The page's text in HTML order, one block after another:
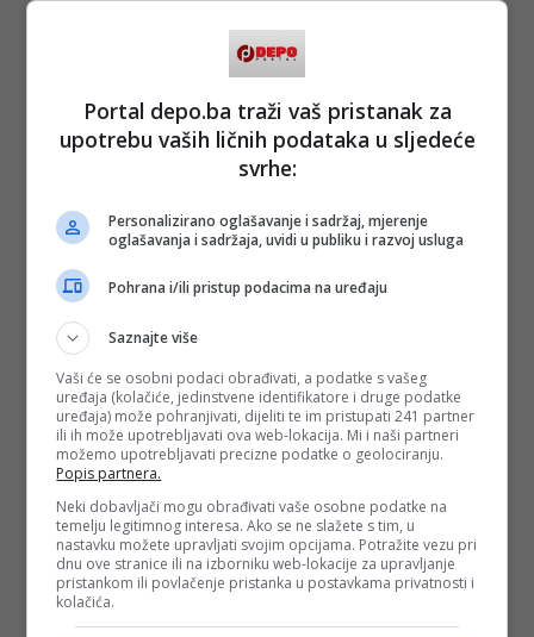
unositi dovoljne količine tečnosti.
bilo prirodne a u odsustvu obezbjediti dovoljno suncobrana i
sličnih zaslona od sunca. Također kožu treba zaštiti
odgovarajućom odjećom i zaštitnim kremama te izbjegavati
duže izlaganje suncu, da bi izbjegli nastanak opekotina.
rizik obolijevanja od raka kože.
(DEPO PORTAL, BLIN MAGAZIN/mr)
PODIJELI NA
Depo.ba pratite putem društvenih mreža
#bazen #kupanje #ljetna sezona #voda
Portal depo.ba traži vaš pristanak za
upotrebu vaših ličnih podataka u sljedeće
svrhe:
Personalizirano oglašavanje i sadržaj, mjerenje
oglašavanja i sadržaja, uvidi u publiku i razvoj usluga
Pohrana i/ili pristup podacima na uređaju
Saznajte više
Vaši će se osobni podaci obrađivati, a podatke s vašeg
uređaja (kolačiće, jedinstvene identifikatore i druge podatke
uređaja) može pohranjivati, dijeliti te im pristupati 241 partner
ili ih može upotrebljavati ova web-lokacija. Mi i naši partneri
možemo upotrebljavati precizne podatke o geolociranju.
Popis partnera.
Neki dobavljači mogu obrađivati vaše osobne podatke na
temelju legitimnog interesa. Ako se ne slažete s tim, u
nastavku možete upravljati svojim opcijama. Potražite vezu pri
dnu ove stranice ili na izborniku web-lokacije za upravljanje
pristankom ili povlačenje pristanka u postavkama privatnosti i
kolačića.